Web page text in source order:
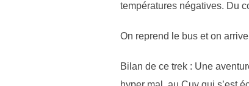
températures négatives. Du
On reprend le bus et on
Bilan de ce trek : Une